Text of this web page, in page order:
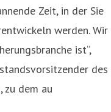
Zeit, in der Sie
werden. Wir
ist“,
des
zu dem au